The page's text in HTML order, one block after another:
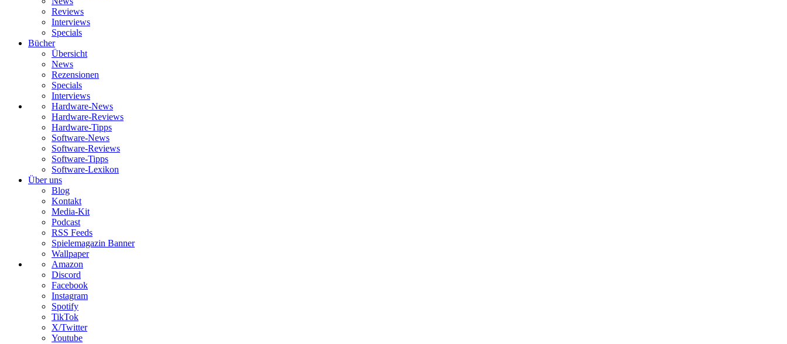
Reviews
Interviews
Specials
Bücher
Übersicht
News
Rezensionen
Specials
Interviews
Hardware-News
Hardware-Reviews
Hardware-Tipps
Software-News
Software-Reviews
Software-Tipps
Software-Lexikon
Über uns
Blog
Kontakt
Media-Kit
Podcast
RSS Feeds
Spielemagazin Banner
Wallpaper
Amazon
Discord
Facebook
Instagram
Spotify
TikTok
X/Twitter
Youtube